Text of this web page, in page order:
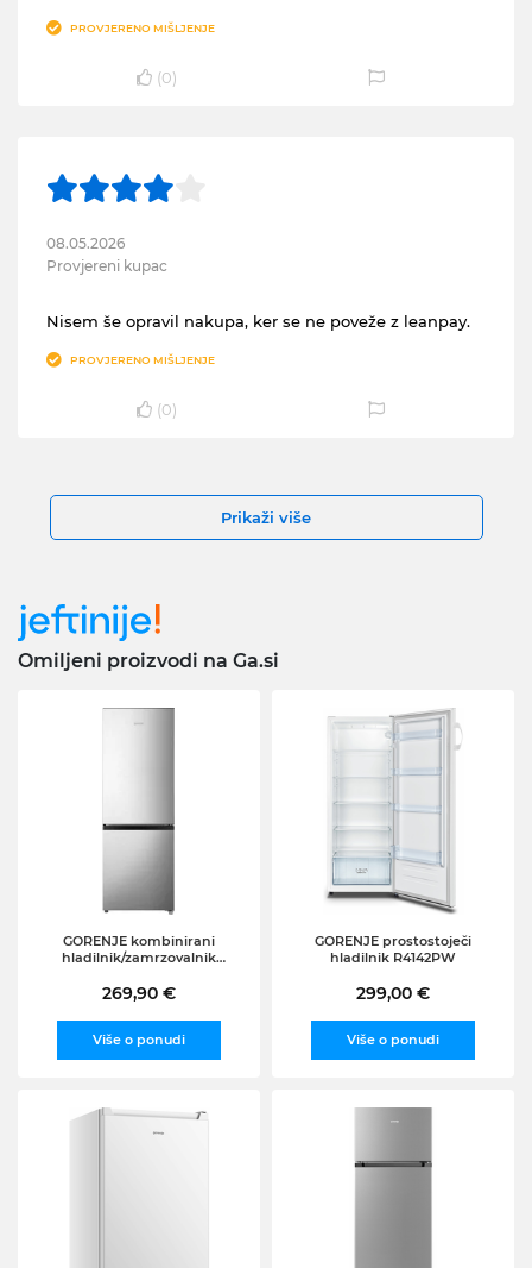
PROVJERENO MIŠLJENJE
(0)
08.05.2026
Provjereni kupac
Nisem še opravil nakupa, ker se ne poveže z leanpay.
PROVJERENO MIŠLJENJE
(0)
Prikaži više
Omiljeni proizvodi na Ga.si
GORENJE kombinirani
hladilnik/zamrzovalnik
269,90 €
Više o ponudi
GORENJE prostostoječi
hladilnik R4142PW
299,00 €
Više o ponudi